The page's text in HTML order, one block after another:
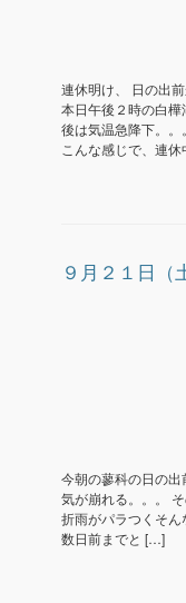
連休明け、 日の出
本日午後２時の白
後は気温急降下。
こんな感じで、連
９月２１日（
今朝の蓼科の日の
気が崩れる。。。
折雨がパラつくそ
数日前までと […]